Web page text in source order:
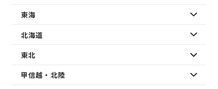
東海
北海道
東北
甲信越・北陸